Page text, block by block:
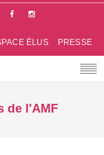
PRESSE
ÉLUS
de l'AMF